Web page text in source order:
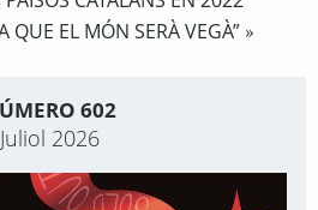
QUE EL MÓN SERÀ VEGÀ” »
602
Juliol 2026